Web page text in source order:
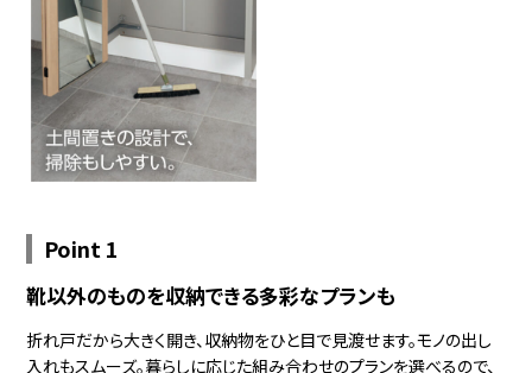
Point 1
靴以外のものを収納できる多彩なプランも
折れ戸だから大きく開き、収納物をひと目で見渡せます。モノの出し
入れもスムーズ。暮らしに応じた組み合わせのプランを選べるので、